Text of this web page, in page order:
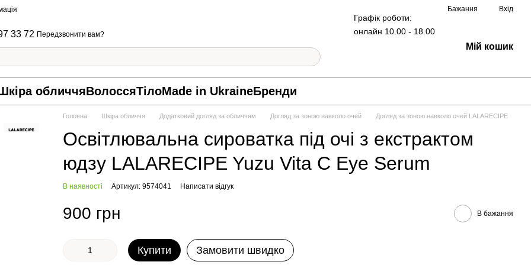
Бажання Вхід
33 72 Передзвонити вам?
Графік роботи:
онлайн 10.00 - 18.00
Мій кошик
обличчяВолоссяТілоMade in UkraineБренди
Головна Шкіра обличчя Додатковий догляд за обличчям Догляд за зоною навколо очей Догляд за зоною навколо очей LALARECIPE
Освітлювальна сироватка під очі з екстрактом
юдзу LALARECIPE Yuzu Vita C Eye Serum
В наявності Артикул: 9574041 Написати відгук
900 грн В бажання
Купити Замовити швидко